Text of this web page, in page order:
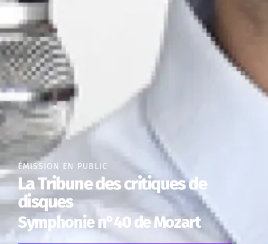
ÉMISSION EN PUBLIC
La Tribune des critiques de
disques
Symphonie n°40 de Mozart